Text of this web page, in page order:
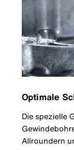
Optimale
Die spezielle
Allroundern